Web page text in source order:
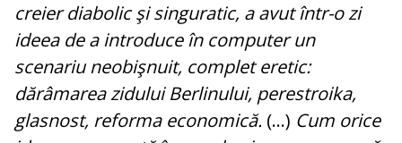
creier diabolic şi singuratic, a avut î­ntr-o zi
ideea de a introduce în com­puter un
scenariu neobişnuit, complet ere­tic:
dărâmarea zidului Berlinului, pe­restroika,
glasnost, reforma economică. (...) Cum orice